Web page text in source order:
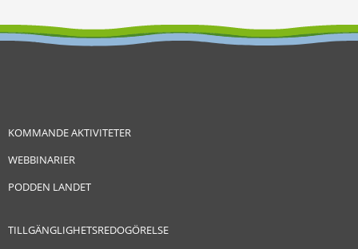
KOMMANDE AKTIVITETER
WEBBINARIER
PODDEN LANDET
TILLGÄNGLIGHETSREDOGÖRELSE